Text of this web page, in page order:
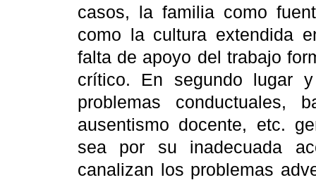
casos, la familia como
como la cultura extendida
falta de apoyo del trabajo
crítico. En segundo lugar
problemas conductuales,
ausentismo docente, etc.
sea por su inadecuada
canalizan los problemas